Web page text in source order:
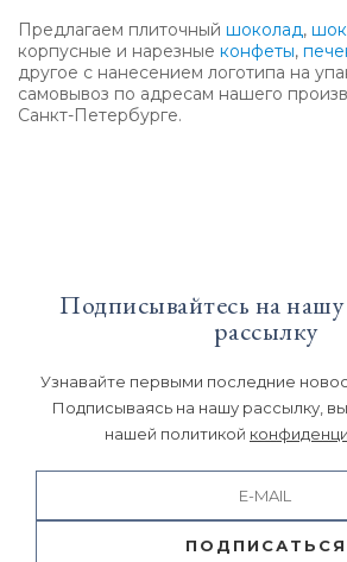
Предлагаем плиточный шоколад,
корпусные и нарезные конфеты,
другое с нанесением логотипа на
самовывоз по адресам нашего
Санкт-Петербурге.
Подписывайтесь на
рассылку
Узнавайте первыми последние
Подписываясь на нашу рассылку,
нашей политикой
ПОДПИСАТЬСЯ